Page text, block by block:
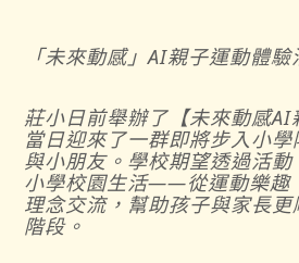
「未來動感」AI親子運動體
莊小日前舉辦了【未來動感AI
當日迎來了一群即將步入小
與小朋友。學校期望透過活
小學校園生活——從運動樂趣
理念交流，幫助孩子與家長
階段。